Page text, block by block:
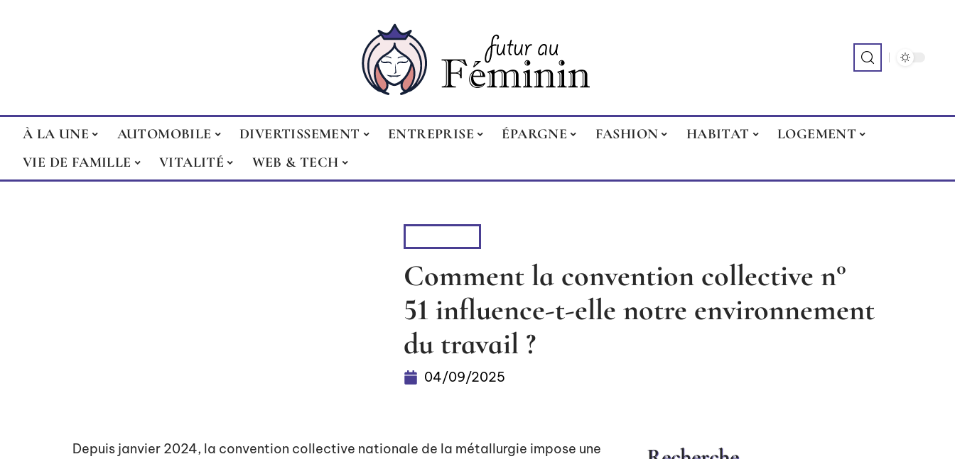
À LA UNE AUTOMOBILE DIVERTISSEMENT ENTREPRISE ÉPARGNE FASHION HABITAT
LOGEMENT
VIE DE FAMILLE
VITALITÉ WEB & TECH
Comment la convention collective n°
51 influence-t-elle notre environnement
du travail ?
04/09/2025
Depuis janvier 2024, la convention collective nationale de la métallurgie impose une